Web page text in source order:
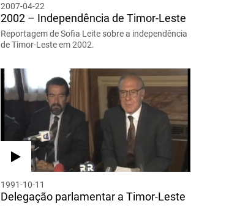
2007-04-22
2002 – Independência de Timor-Leste
Reportagem de Sofia Leite sobre a independência
de Timor-Leste em 2002.
1991-10-11
Delegação parlamentar a Timor-Leste